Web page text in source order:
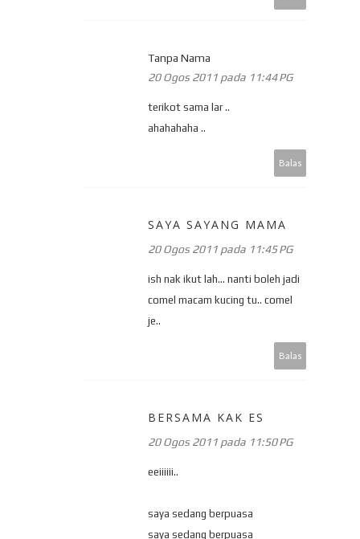
Tanpa Nama
20 Ogos 2011 pada 11:44 PG
terikot sama lar ..
ahahahaha ..
Balas
SAYA SAYANG MAMA
20 Ogos 2011 pada 11:45 PG
ish nak ikut lah... nanti boleh jadi
comel macam kucing tu.. comel
je..
Balas
BERSAMA KAK ES
20 Ogos 2011 pada 11:50 PG
eeiiiiii..
saya sedang berpuasa
saya sedang berpuasa